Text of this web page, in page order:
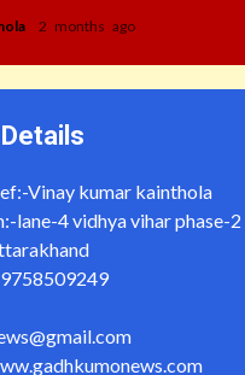
2 months ago
Vinay kumar kainthola
lane-4 vidhya vihar phase-